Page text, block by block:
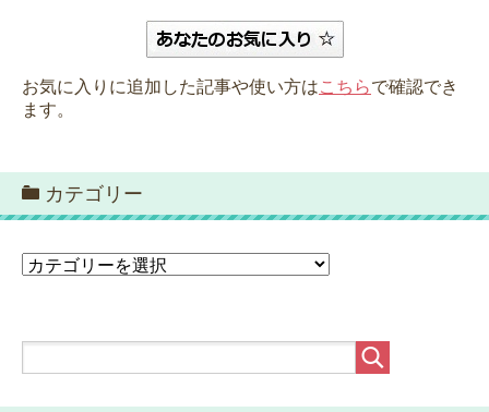
お気に入りに追加した記事や使い方はこちらで確認でき
ます。
カテゴリー
カ